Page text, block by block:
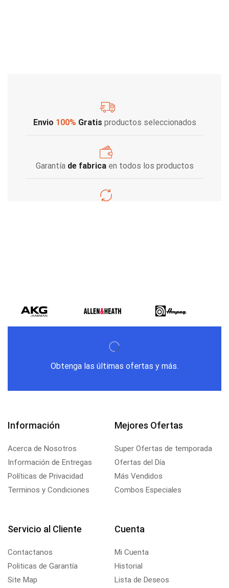
Envio 100% Gratis productos seleccionados
Garantía de fabricaen todos los productos
Obtenga las últimas ofertas y más.
Información
Acerca de Nosotros
Información de Entregas
Políticas de Privacidad
Terminos y Condiciones
Mejores Ofertas
Super Ofertas de temporada
Ofertas del Día
Más Vendidos
Combos Especiales
Servicio al Cliente
Contactanos
Politicas de Garantía
Site Map
Cuenta
Mi Cuenta
Historial
Lista de Deseos